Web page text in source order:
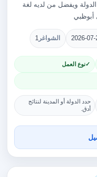
ويفضل من لديه لغة
2026-07- الشواغر 1
نوع العمل
حدد الدولة أو المدينة لنتائج
أدق.